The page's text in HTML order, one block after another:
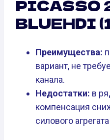
PICASSO
BLUEHDI
Преимущества:
вариант, не
канала.
Недостатки: в
компенсация
силового